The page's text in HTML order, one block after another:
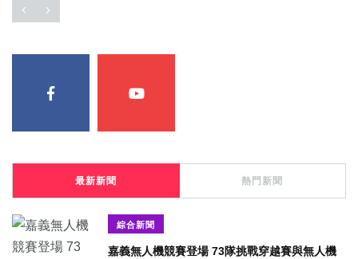
最新新聞 熱門新聞
綜合新聞
嘉義無人機競賽登場 73隊挑戰穿越賽與無人機